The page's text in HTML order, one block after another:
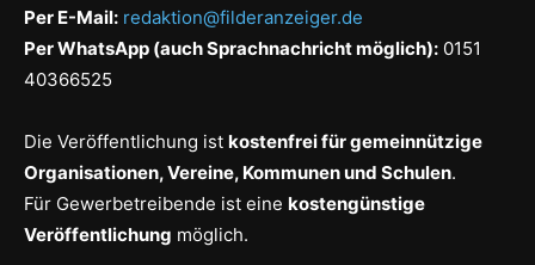
Per E-Mail: redaktion@filderanzeiger.de
Per WhatsApp (auch Sprachnachricht möglich): 0151
40366525
Die Veröffentlichung ist kostenfrei für gemeinnützige
Organisationen, Vereine, Kommunen und Schulen.
Für Gewerbetreibende ist eine kostengünstige
Veröffentlichung möglich.